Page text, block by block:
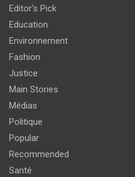
Editor's Pick
Education
Environnement
Fashion
Justice
Main Stories
Médias
Politique
Popular
Recommended
Santé